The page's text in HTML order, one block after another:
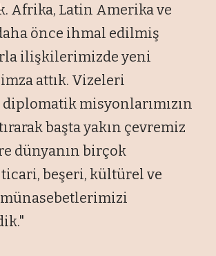
Afrika, Latin Amerika ve
önce ihmal edilmiş
ilişkilerimizde yeni
attık. Vizeleri
diplomatik misyonlarımızın
başta yakın çevremiz
dünyanın birçok
beşeri, kültürel ve